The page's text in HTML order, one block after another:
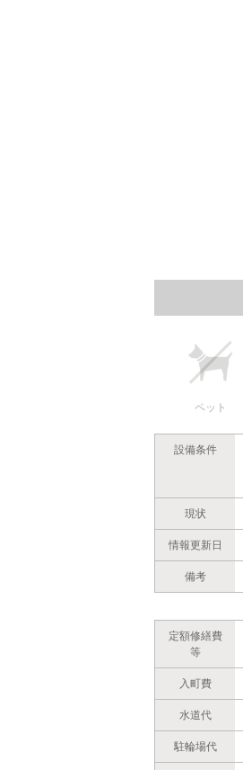
ペット
設備条件
現状
情報更新日
備考
定額修繕費
等
入町費
水道代
駐輪場代